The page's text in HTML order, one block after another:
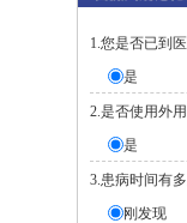
1.您是否已到
是
2.是否使用外
是
3.患病时间有
刚发现